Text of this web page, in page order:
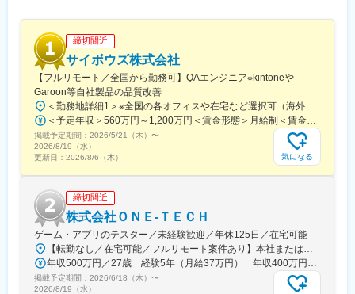
■技術スタック：
開発言語：C／C++、Node.js、Go、Ruby on Rails、Vue.js、
React
インフラ：AWS、GCP
DB：MySQL（Amazon Aurora）
デプロイ／ビルド：AWS Pipeline、CodeBuild、CircleCI、
Jenkins
IaC：Terraform、AWS CloudFormation
ツール：Google Workspace、Slack、JIRA、Confluence、
GitHub、Gitlab、Magicpod
変更の範囲：会社の定める業務
締切間近
サイボウズ株式会社
【フルリモート／全国から勤務可】QAエンジニア※kintoneや
Garoon等自社製品の品質改善
掲載予定期間： 2026/5/21（木） 〜
2026/8/19（水）
更新日： 2026/8/6（木） 気になる
締切間近
株式会社ＯＮＥ‐ＴＥＣＨ
ゲーム・アプリのテスター／未経験歓迎／年休125日／在宅可能
掲載予定期間： 2026/6/18（木） 〜
2026/8/19（水）